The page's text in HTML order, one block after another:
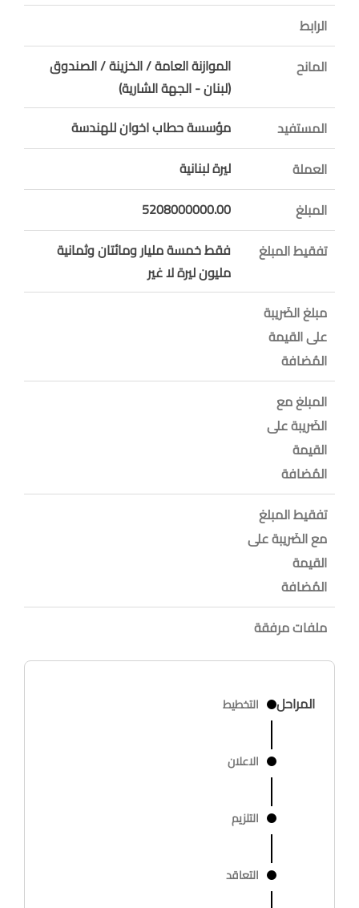
الرابط
المانح
الموازنة العامة / الخزينة / الصندوق
(لبنان - الجهة الشارية)
المستفيد
مؤسسة حطاب اخوان للهندسة
العملة
ليرة لبنانية
المبلغ
5208000000.00
تفقيط المبلغ
فقط خمسة مليار ومائتان وثمانية
مليون ليرة لا غير
مبلغ الضَريبة
على القيمة
المُضافة
المبلغ مع
الضَريبة على
القيمة
المُضافة
تفقيط المبلغ
مع الضَريبة على
القيمة
المُضافة
ملفات مرفقة
المراحل التخطيط
الاعلان
التلزيم
التعاقد